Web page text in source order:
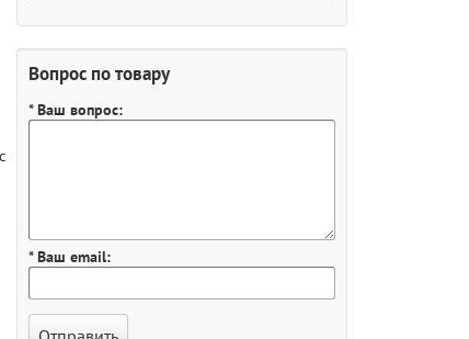
Вопрос по товару
* Ваш вопрос:
* Ваш email: